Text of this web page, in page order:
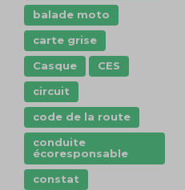
balade moto
carte grise
Casque
CES
circuit
code de la route
conduite
écoresponsable
constat